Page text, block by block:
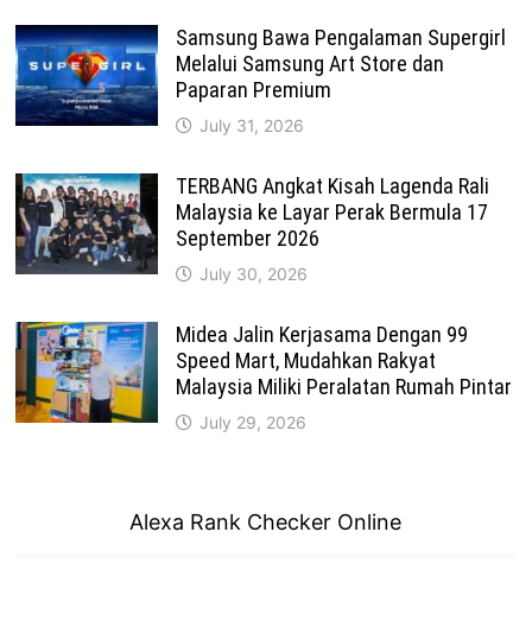
Samsung Bawa Pengalaman Supergirl
Melalui Samsung Art Store dan
Paparan Premium
July 31, 2026
TERBANG Angkat Kisah Lagenda Rali
Malaysia ke Layar Perak Bermula 17
September 2026
July 30, 2026
Midea Jalin Kerjasama Dengan 99
Speed Mart, Mudahkan Rakyat
Malaysia Miliki Peralatan Rumah Pintar
July 29, 2026
Alexa Rank Checker Online